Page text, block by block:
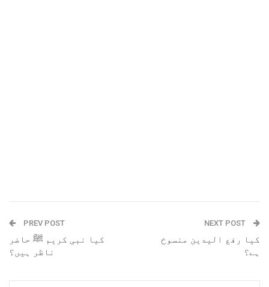
PREV POST
کیا نبی کریم ﷺ حاضر
ناظر ہیں؟
NEXT POST
کیا رفع الیدین منسوخ
ہے؟